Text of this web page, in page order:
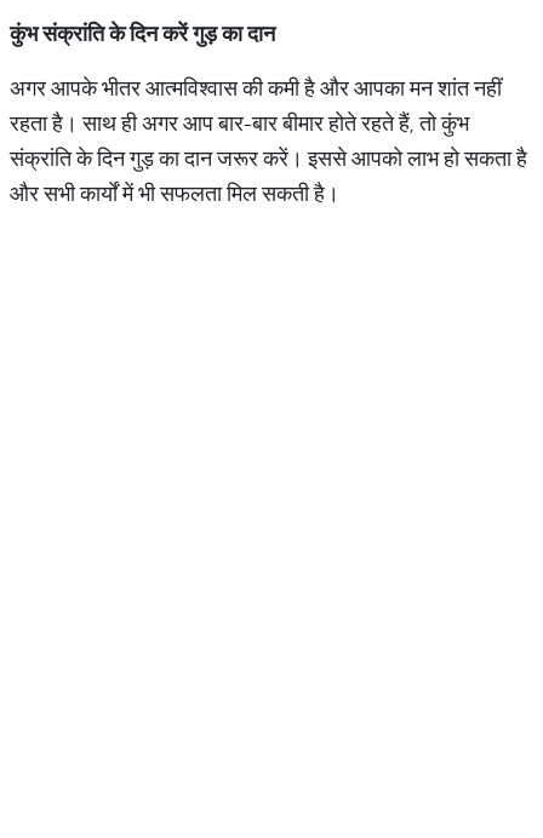
कुंभ संक्रांति के दिन करें गुड़ का दान
अगर आपके भीतर आत्मविश्वास की कमी है और आपका मन शांत नहीं
रहता है। साथ ही अगर आप बार-बार बीमार होते रहते हैं, तो कुंभ
संक्रांति के दिन गुड़ का दान जरूर करें। इससे आपको लाभ हो सकता है
और सभी कार्यों में भी सफलता मिल सकती है।